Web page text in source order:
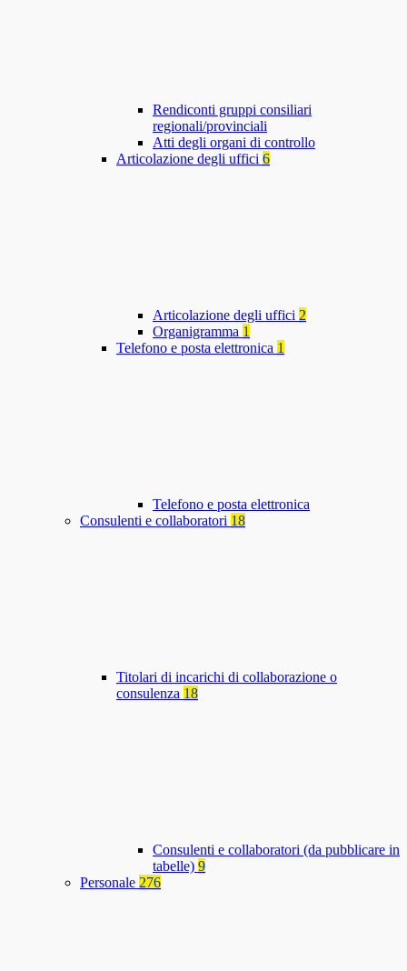
Rendiconti gruppi consiliari
regionali/provinciali
Atti degli organi di controllo
Articolazione degli uffici 6
Articolazione degli uffici 2
Organigramma 1
Telefono e posta elettronica 1
Telefono e posta elettronica
Consulenti e collaboratori 18
Titolari di incarichi di collaborazione o
consulenza 18
Consulenti e collaboratori (da pubblicare in
tabelle) 9
Personale 276